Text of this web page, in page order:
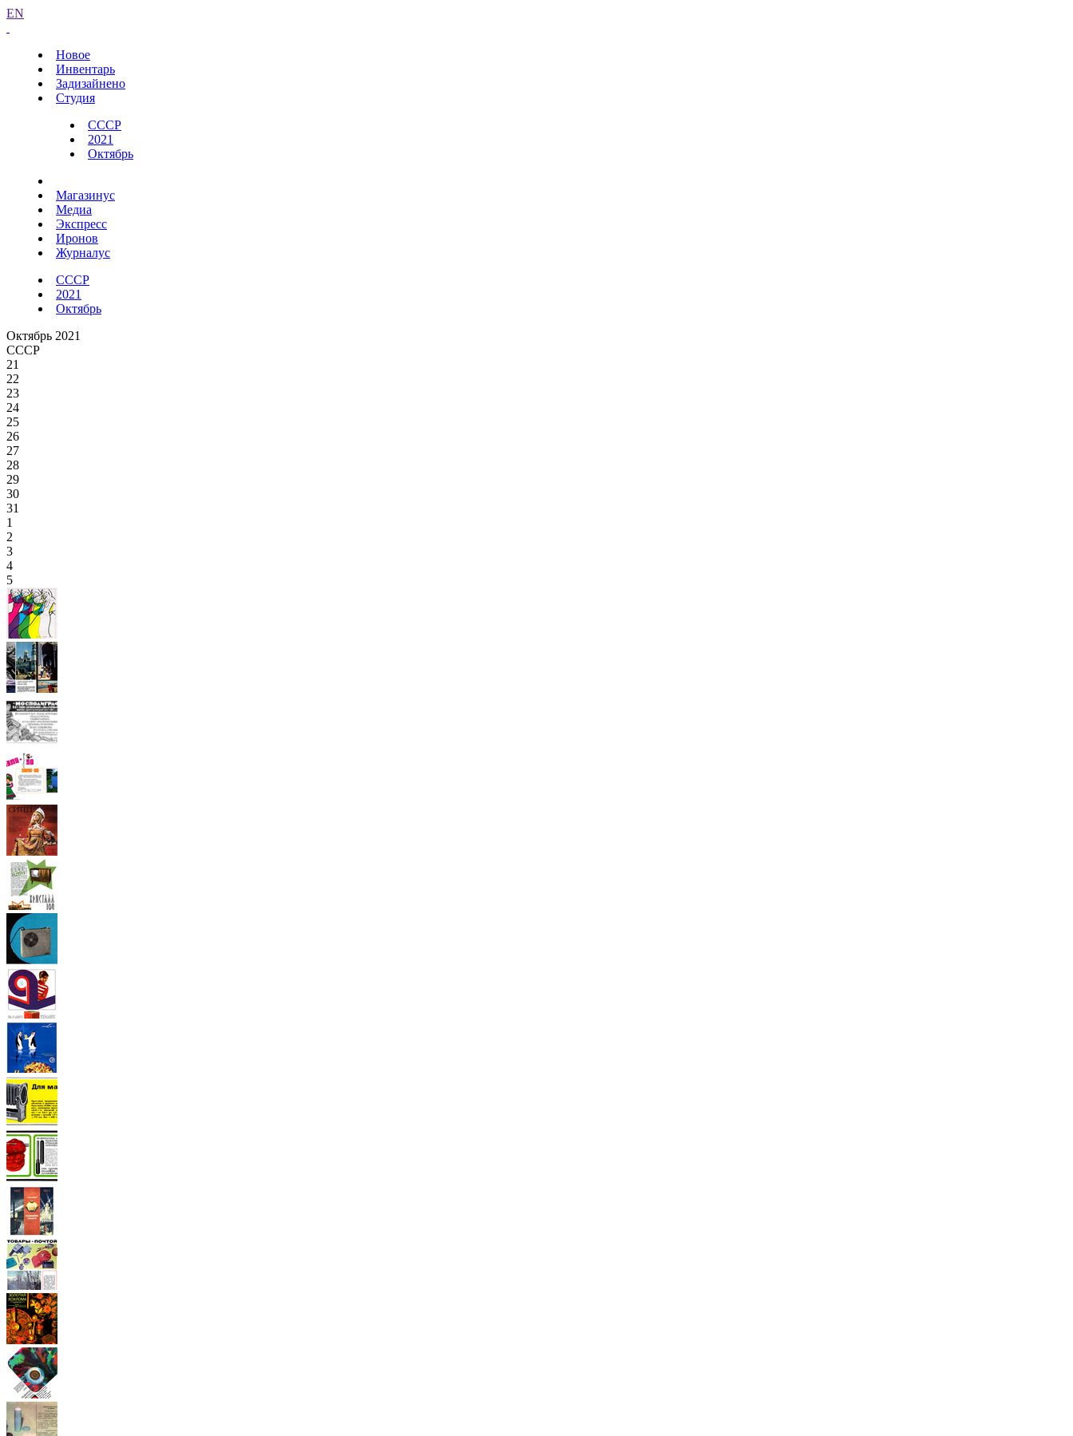
EN
Новое
Инвентарь
Задизайнено
Студия
СССР
2021
Октябрь
Магазинус
Медиа
Экспресс
Иронов
Журналус
СССР
2021
Октябрь
Октябрь 2021
СССР
21
22
23
24
25
26
27
28
29
30
31
1
2
3
4
5